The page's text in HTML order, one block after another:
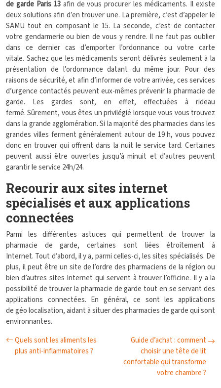
de garde Paris 13afin de vous procurer les médicaments. Il existe
deux solutions afin d’en trouver une. La première, c’est d’appeler le
SAMU tout en composant le 15. La seconde, c’est de contacter
votre gendarmerie ou bien de vous y rendre. Il ne faut pas oublier
dans ce dernier cas d’emporter l’ordonnance ou votre carte
vitale. Sachez que les médicaments seront délivrés seulement à la
présentation de l’ordonnance datant du même jour. Pour des
raisons de sécurité, et afin d’informer de votre arrivée, ces services
d’urgence contactés peuvent eux-mêmes prévenir la pharmacie de
garde. Les gardes sont, en effet, effectuées à rideau
fermé. Sûrement, vous êtes un privilégié lorsque vous vous trouvez
dans la grande agglomération. Si la majorité des pharmacies dans les
grandes villes ferment généralement autour de 19 h, vous pouvez
donc en trouver qui offrent dans la nuit le service tard. Certaines
peuvent aussi être ouvertes jusqu’à minuit et d’autres peuvent
garantir le service 24h/24.
Recourir aux sites internet
spécialisés et aux applications
connectées
Parmi les différentes astuces qui permettent de trouver la
pharmacie de garde, certaines sont liées étroitement à
Internet. Tout d’abord, il y a, parmi celles-ci, les sites spécialisés. De
plus, il peut être un site de l’ordre des pharmaciens de la région ou
bien d’autres sites Internet qui servent à trouver l’officine. Il y a la
possibilité de trouver la pharmacie de garde tout en se servant des
applications connectées. En général, ce sont les applications
de géo localisation, aidant à situer des pharmacies de garde qui sont
environnantes.
Quels sont les aliments les
plus anti-inflammatoires ?
Guide d’achat : comment
choisir une tête de lit
confortable qui transforme
votre chambre ?